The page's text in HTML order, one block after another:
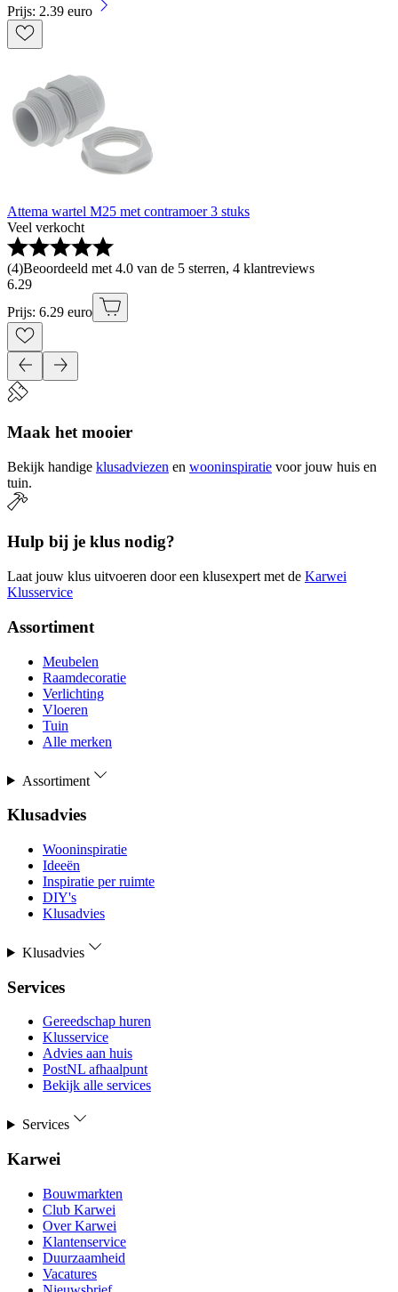
Prijs: 2.39 euro
Attema wartel M25 met contramoer 3 stuks
Veel verkocht
(4)Beoordeeld met 4.0 van de 5 sterren, 4 klantreviews
6.29
Prijs: 6.29 euro
Maak het mooier
Bekijk handige klusadviezen en wooninspiratie voor jouw huis en
tuin.
Hulp bij je klus nodig?
Laat jouw klus uitvoeren door een klusexpert met de Karwei
Klusservice
Assortiment
Meubelen
Raamdecoratie
Verlichting
Vloeren
Tuin
Alle merken
Assortiment
Klusadvies
Wooninspiratie
Ideeën
Inspiratie per ruimte
DIY's
Klusadvies
Klusadvies
Services
Gereedschap huren
Klusservice
Advies aan huis
PostNL afhaalpunt
Bekijk alle services
Services
Karwei
Bouwmarkten
Club Karwei
Over Karwei
Klantenservice
Duurzaamheid
Vacatures